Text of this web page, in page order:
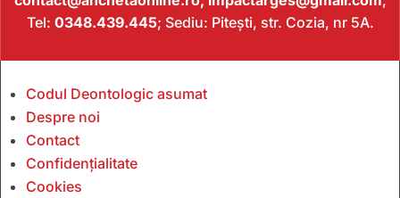
Tel: 0348.439.445; Sediu: Pitești, str. Cozia, nr 5A.
Codul Deontologic asumat
Despre noi
Contact
Confidențialitate
Cookies